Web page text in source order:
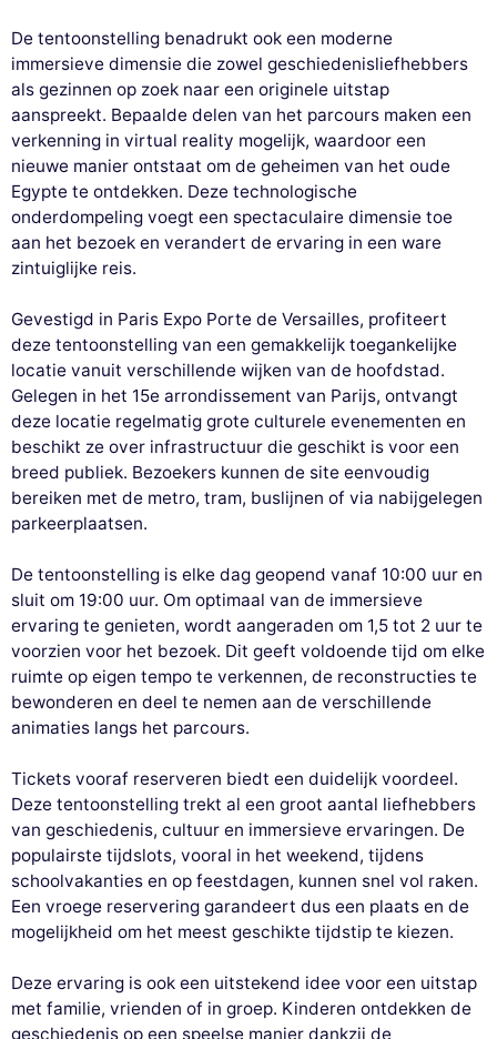
De tentoonstelling benadrukt ook een moderne
immersieve dimensie die zowel geschiedenisliefhebbers
als gezinnen op zoek naar een originele uitstap
aanspreekt. Bepaalde delen van het parcours maken een
verkenning in virtual reality mogelijk, waardoor een
nieuwe manier ontstaat om de geheimen van het oude
Egypte te ontdekken. Deze technologische
onderdompeling voegt een spectaculaire dimensie toe
aan het bezoek en verandert de ervaring in een ware
zintuiglijke reis.
Gevestigd in Paris Expo Porte de Versailles, profiteert
deze tentoonstelling van een gemakkelijk toegankelijke
locatie vanuit verschillende wijken van de hoofdstad.
Gelegen in het 15e arrondissement van Parijs, ontvangt
deze locatie regelmatig grote culturele evenementen en
beschikt ze over infrastructuur die geschikt is voor een
breed publiek. Bezoekers kunnen de site eenvoudig
bereiken met de metro, tram, buslijnen of via nabijgelegen
parkeerplaatsen.
De tentoonstelling is elke dag geopend vanaf 10:00 uur en
sluit om 19:00 uur. Om optimaal van de immersieve
ervaring te genieten, wordt aangeraden om 1,5 tot 2 uur te
voorzien voor het bezoek. Dit geeft voldoende tijd om elke
ruimte op eigen tempo te verkennen, de reconstructies te
bewonderen en deel te nemen aan de verschillende
animaties langs het parcours.
Tickets vooraf reserveren biedt een duidelijk voordeel.
Deze tentoonstelling trekt al een groot aantal liefhebbers
van geschiedenis, cultuur en immersieve ervaringen. De
populairste tijdslots, vooral in het weekend, tijdens
schoolvakanties en op feestdagen, kunnen snel vol raken.
Een vroege reservering garandeert dus een plaats en de
mogelijkheid om het meest geschikte tijdstip te kiezen.
Deze ervaring is ook een uitstekend idee voor een uitstap
met familie, vrienden of in groep. Kinderen ontdekken de
geschiedenis op een speelse manier dankzij de